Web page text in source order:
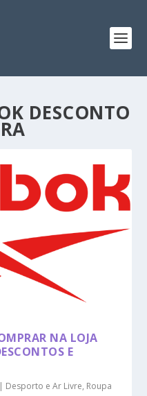
DESCONTO
NA LOJA
E
Desporto e Ar Livre, Roupa